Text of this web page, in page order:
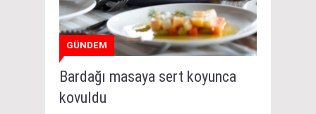
GÜNDEM
Bardağı masaya sert koyunca
kovuldu